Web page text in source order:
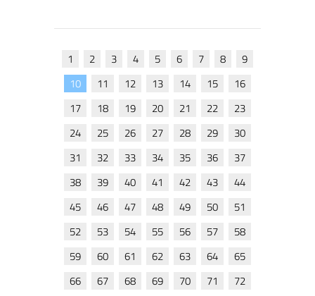
1 2 3 4 5 6 7 8
9
10
11 12 13 14 15
16
17
18 19 20 21 22
23
24
25 26 27 28 29
30
31
32 33 34 35 36
37
38
39 40 41 42 43
44
45
46 47 48 49 50
51
52
53 54 55 56 57
58
59
60 61 62 63 64
65
66
67 68 69 70 71
72